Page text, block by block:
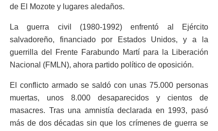
de El Mozote y lugares aledaños.
La guerra civil (1980-1992) enfrentó al Ejército
salvadoreño, financiado por Estados Unidos, y a la
guerrilla del Frente Farabundo Martí para la Liberación
Nacional (FMLN), ahora partido político de oposición.
El conflicto armado se saldó con unas 75.000 personas
muertas, unos 8.000 desaparecidos y cientos de
masacres. Tras una amnistía declarada en 1993, pasó
más de dos décadas sin que los crímenes de guerra se